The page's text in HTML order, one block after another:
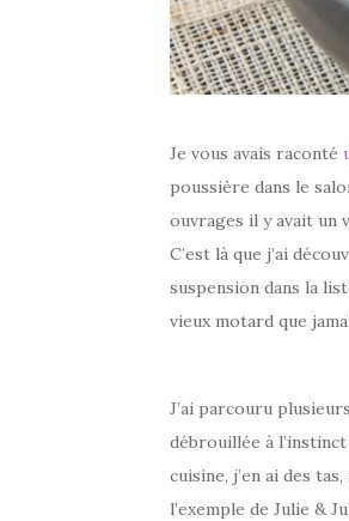
Je vous avais raconté
poussière dans le
ouvrages il y avait un
C’est là que j’ai
suspension dans la
vieux motard que
J’ai parcouru
débrouillée à
cuisine, j’en ai des
l’exemple de Julie &